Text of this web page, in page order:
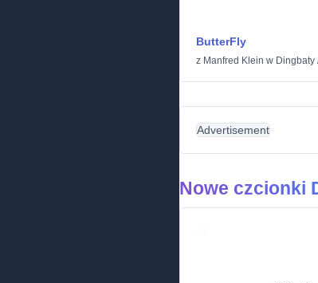
ButterFly
z Manfred Klein w Dingbaty
Advertisement
Nowe czcionki